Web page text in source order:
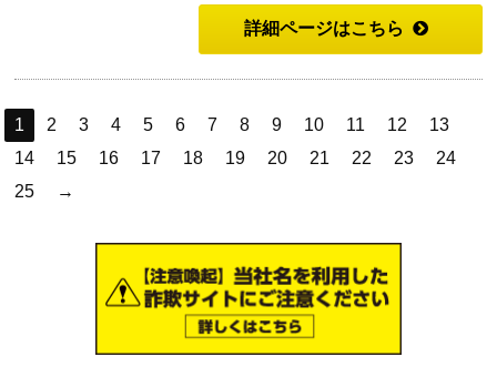
詳細ページはこちら
1 2 3 4 5 6 7 8 9 10 11 12
13
14
15 16 17 18 19 20 21 22 23
24
25
→